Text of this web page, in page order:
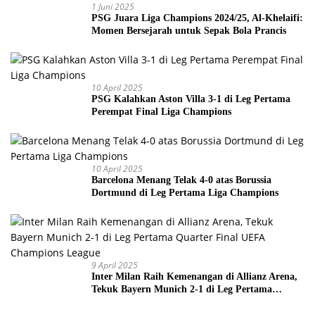
1 Juni 2025
PSG Juara Liga Champions 2024/25, Al-Khelaifi:
Momen Bersejarah untuk Sepak Bola Prancis
10 April 2025
PSG Kalahkan Aston Villa 3-1 di Leg Pertama
Perempat Final Liga Champions
10 April 2025
Barcelona Menang Telak 4-0 atas Borussia
Dortmund di Leg Pertama Liga Champions
9 April 2025
Inter Milan Raih Kemenangan di Allianz Arena,
Tekuk Bayern Munich 2-1 di Leg Pertama